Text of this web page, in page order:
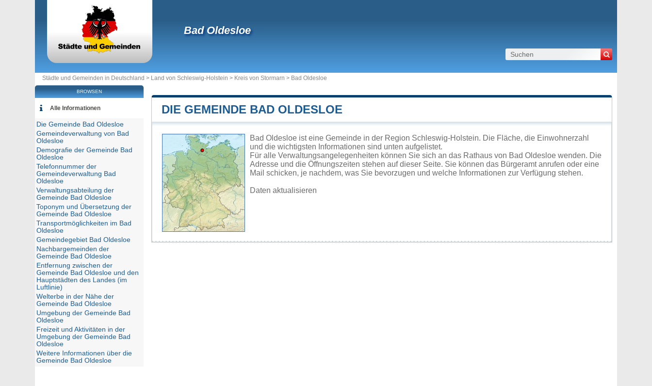
Bad Oldesloe
Städte und Gemeinden in Deutschland > Land von Schleswig-Holstein > Kreis von Stormarn > Bad Oldesloe
DIE GEMEINDE BAD OLDESLOE
Bad Oldesloe ist eine Gemeinde in der Region Schleswig-Holstein. Die Fläche, die Einwohnerzahl
und die wichtigsten Informationen sind unten aufgelistet.
Für alle Verwaltungsangelegenheiten können Sie sich an das Rathaus von Bad Oldesloe wenden. Die
Adresse und die Öffnungszeiten stehen auf dieser Seite. Sie können das Bürgeramt anrufen oder eine
Mail schicken, je nachdem, was Sie bevorzugen und welche Informationen zur Verfügung stehen.
Daten aktualisieren
BROWSEN
Alle Informationen
Die Gemeinde Bad Oldesloe
Gemeindeverwaltung von Bad
Oldesloe
Demografie der Gemeinde Bad
Oldesloe
Telefonnummer der
Gemeindeverwaltung Bad
Oldesloe
Verwaltungsabteilung der
Gemeinde Bad Oldesloe
Toponym und Übersetzung der
Gemeinde Bad Oldesloe
Transportmöglichkeiten im Bad
Oldesloe
Gemeindegebiet Bad Oldesloe
Nachbargemeinden der
Gemeinde Bad Oldesloe
Entfernung zwischen der
Gemeinde Bad Oldesloe und den
Hauptstädten des Landes (im
Luftlinie)
Welterbe in der Nähe der
Gemeinde Bad Oldesloe
Umgebung der Gemeinde Bad
Oldesloe
Freizeit und Aktivitäten in der
Umgebung der Gemeinde Bad
Oldesloe
Weitere Informationen über die
Gemeinde Bad Oldesloe